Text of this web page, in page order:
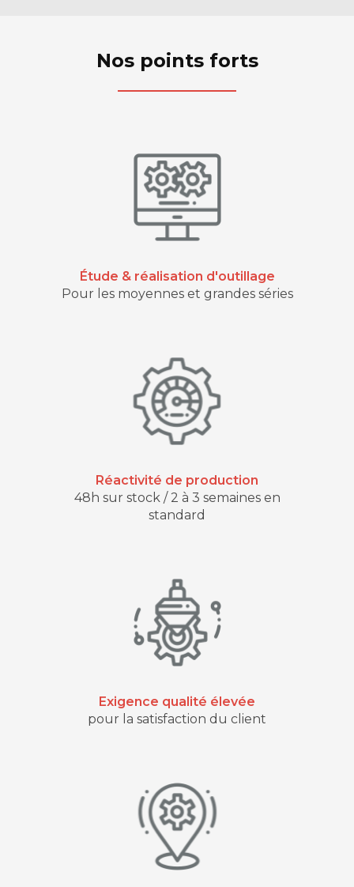
Nos points forts
Étude & réalisation d'outillage
Pour les moyennes et grandes séries
Réactivité de production
48h sur stock / 2 à 3 semaines en
standard
Exigence qualité élevée
pour la satisfaction du client